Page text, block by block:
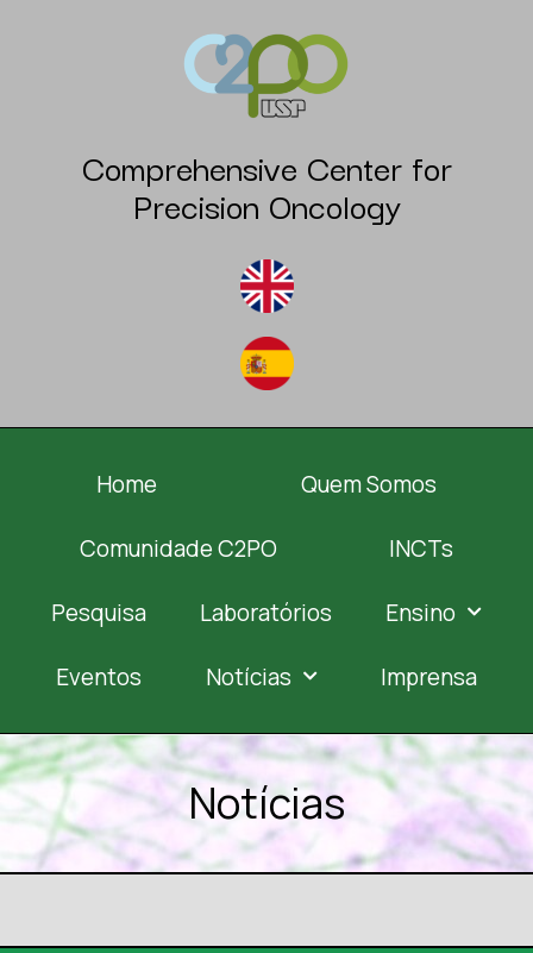
Comprehensive Center for
Precision Oncology
Home Quem Somos
Comunidade C2PO INCTs
Pesquisa Laboratórios Ensino
Eventos Notícias Imprensa
Notícias